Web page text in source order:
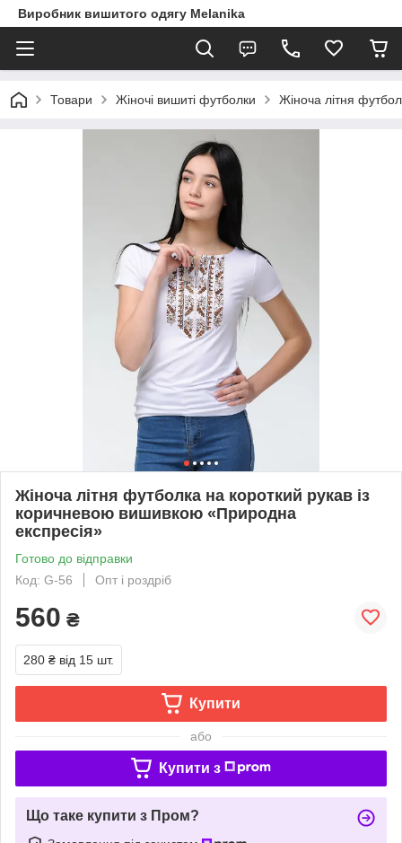
Виробник вишитого одягу Melanika
Товари Жіночі вишиті футболки Жіноча літня
Жіноча літня футболка на короткий рукав із
коричневою вишивкою «Природна
експресія»
Готово до відправки
Код: G-56
Опт і роздріб
560 ₴
280 ₴ від 15 шт.
Купити
або
Купити з
Що таке купити з Пром?